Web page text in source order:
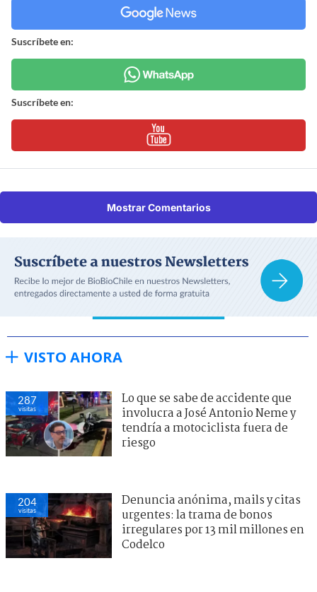
Suscríbete en:
Suscríbete en:
Mostrar Comentarios
VISTO AHORA
287
visitas
Lo que se sabe de accidente que
involucra a José Antonio Neme y
tendría a motociclista fuera de
riesgo
204
visitas
Denuncia anónima, mails y citas
urgentes: la trama de bonos
irregulares por 13 mil millones en
Codelco